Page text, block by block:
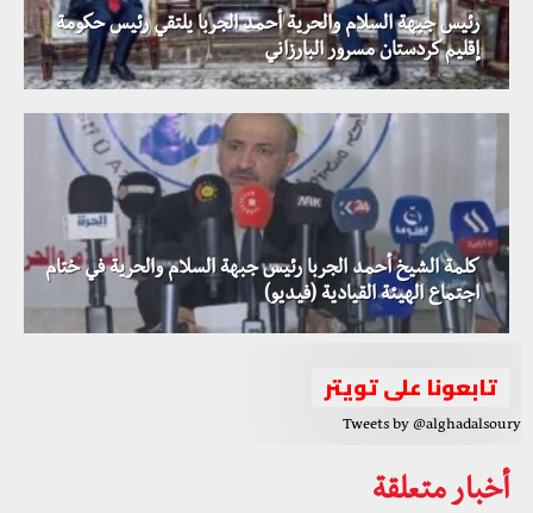
رئيس جبهة السلام والحرية أحمد الجربا يلتقي رئيس حكومة
إقليم كردستان مسرور البارزاني
كلمة الشيخ أحمد الجربا رئيس جبهة السلام والحرية في ختام
اجتماع الهيئة القيادية (فيديو)
تابعونا على تويتر
Tweets by @alghadalsoury
أخبار متعلقة